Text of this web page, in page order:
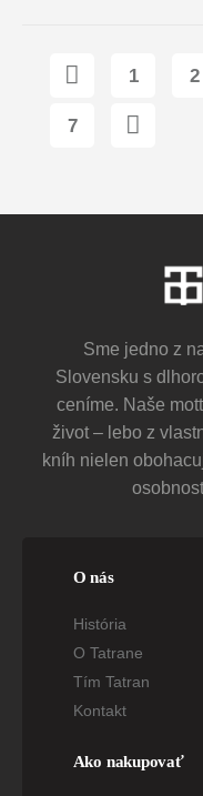
1 2
7
Sme jedno z
Slovensku s
ceníme. Naše
život – lebo z
kníh nielen
O nás
História
O Tatrane
Tím Tatran
Kontakt
Ako nakupovať